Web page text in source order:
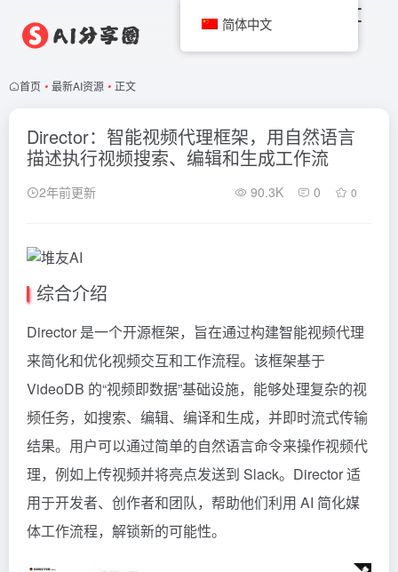
首页 • 最新AI资源 • 正文
Director：智能视频代理框架，用自然语言
描述执行视频搜索、编辑和生成工作流
2年前更新 90.3K 0 0
综合介绍
Director 是一个开源框架，旨在通过构建智能视频代理
来简化和优化视频交互和工作流程。该框架基于
VideoDB 的“视频即数据”基础设施，能够处理复杂的视
频任务，如搜索、编辑、编译和生成，并即时流式传输
结果。用户可以通过简单的自然语言命令来操作视频代
理，例如上传视频并将亮点发送到 Slack。Director 适
用于开发者、创作者和团队，帮助他们利用 AI 简化媒
体工作流程，解锁新的可能性。
简体中文